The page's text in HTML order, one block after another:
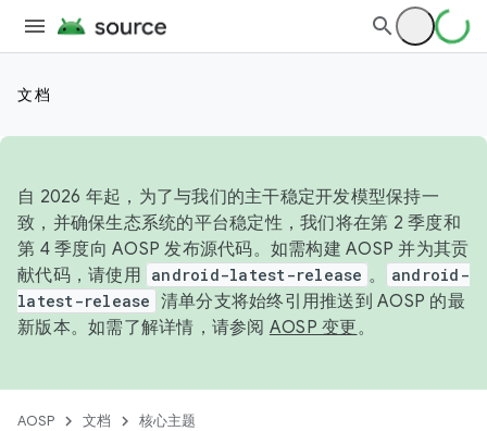
文档
自 2026 年起，为了与我们的主干稳定开发模型保持一
致，并确保生态系统的平台稳定性，我们将在第 2 季度和
第 4 季度向 AOSP 发布源代码。如需构建 AOSP 并为其贡
献代码，请使用 android-latest-release 。
android-
latest-release 清单分支将始终引用推送到 AOSP 的最
新版本。如需了解详情，请参阅 AOSP 变更。
AOSP 文档 核心主题